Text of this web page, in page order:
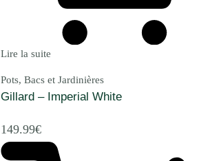
Lire la suite
Pots, Bacs et Jardinières
Gillard – Imperial White
149.99€